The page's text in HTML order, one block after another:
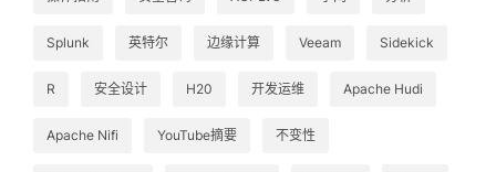
Splunk 英特尔 边缘计算 Veeam Sidekick
R 安全设计 H20 开发运维 Apache Hudi
Apache Nifi YouTube摘要 不变性